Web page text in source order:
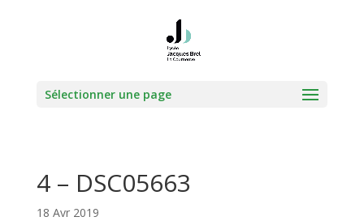
Sélectionner une page
4 – DSC05663
18 Avr 2019